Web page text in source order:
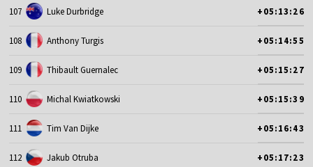
107 Luke Durbridge +05:13:26
108 Anthony Turgis +05:14:55
109 Thibault Guernalec +05:15:27
110 Michal Kwiatkowski +05:15:39
111 Tim Van Dijke +05:16:43
112 Jakub Otruba +05:17:23